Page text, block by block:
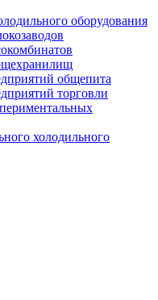
оборудования
общепита
торговли
холодильного